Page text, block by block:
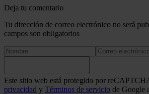
Deja tu comentario
Tu dirección de correo electrónico no será
campos son obligatorios
Este sitio web está protegido por
privacidad y Términos de servicio de Google